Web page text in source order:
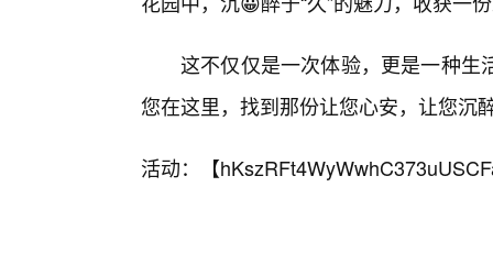
这不仅仅是一次体验，更是一种生
您在这里，找到那份让您心安，让您沉
活动：【